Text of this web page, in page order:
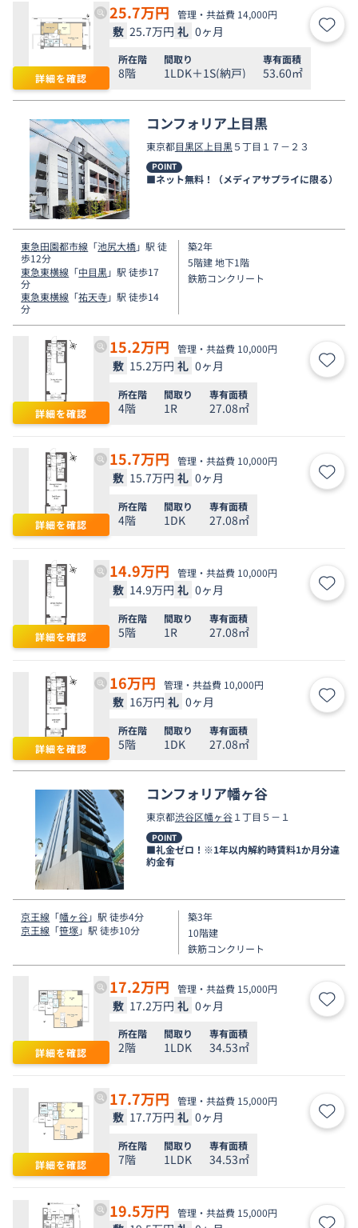
詳細を確認
25.7万円 管理・共益費 14,000円
敷 25.7万円 礼 0ヶ月 お気
所在階
8階
間取り
1LDK＋1S(納戸)
専有面積
53.60㎡
コンフォリア上目黒
東京都目黒区 上目黒５丁目１７－２３
POINT
■ネット無料！（メディアサプライに限る）
東急田園都市線 「池尻大橋」駅 徒
歩12分
東急東横線 「中目黒」駅 徒歩17
分
東急東横線 「祐天寺」駅 徒歩14
分
築2年
5階建 地下1階
鉄筋コンクリート
詳細を確認
15.2万円 管理・共益費 10,000円
敷 15.2万円 礼 0ヶ月 お気
所在階
4階
間取り
1R
専有面積
27.08㎡
詳細を確認
15.7万円 管理・共益費 10,000円
敷 15.7万円 礼 0ヶ月 お気
所在階
4階
間取り
1DK
専有面積
27.08㎡
詳細を確認
14.9万円 管理・共益費 10,000円
敷 14.9万円 礼 0ヶ月 お気
所在階
5階
間取り
1R
専有面積
27.08㎡
詳細を確認
16万円 管理・共益費 10,000円
敷 16万円 礼 0ヶ月 お気
所在階
5階
間取り
1DK
専有面積
27.08㎡
コンフォリア幡ヶ谷
東京都渋谷区幡ヶ谷１丁目５－１
POINT
■礼金ゼロ！※1年以内解約時賃料1か月分違
約金有
京王線 「幡ヶ谷」駅 徒歩4分
京王線 「笹塚」駅 徒歩10分
築3年
10階建
鉄筋コンクリート
詳細を確認
17.2万円 管理・共益費 15,000円
敷 17.2万円 礼 0ヶ月 お気
所在階
2階
間取り
1LDK
専有面積
34.53㎡
詳細を確認
17.7万円 管理・共益費 15,000円
敷 17.7万円 礼 0ヶ月 お気
所在階
7階
間取り
1LDK
専有面積
34.53㎡
19.5万円 管理・共益費 15,000円